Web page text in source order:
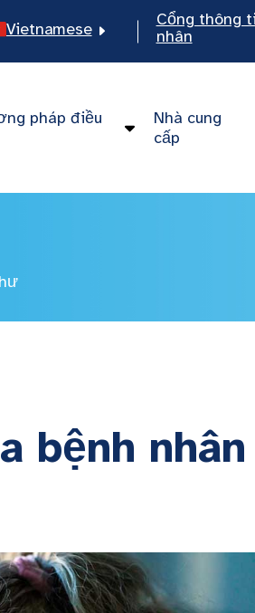
Vietnamese
Chinese
Cổng thông
nhân
pháp điều
Nhà cung
cấp
bệnh